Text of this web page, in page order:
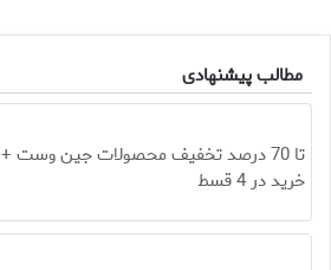
مطالب پیشنهادی
تا 70 درصد تخفیف محصولات جین وست +
خرید در 4 قسط